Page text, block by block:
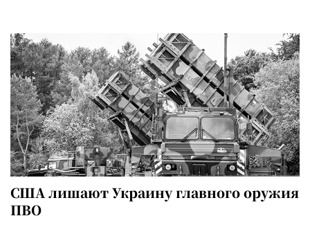
США лишают Украину главного оружия
ПВО